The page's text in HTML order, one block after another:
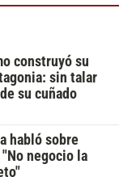
construyó su
sin talar
su cuñado
habló sobre
negocio la